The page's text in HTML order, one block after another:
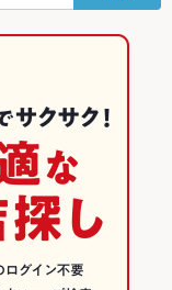
木など厳選した銘酒を
、ご家族でもゆったり